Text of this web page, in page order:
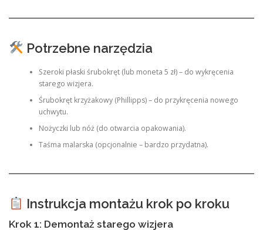
Potrzebne narzędzia
Szeroki płaski śrubokręt (lub moneta 5 zł) – do wykręcenia
starego wizjera.
Śrubokręt krzyżakowy (Phillipps) – do przykręcenia nowego
uchwytu.
Nożyczki lub nóż (do otwarcia opakowania).
Taśma malarska (opcjonalnie – bardzo przydatna).
Instrukcja montażu krok po kroku
Krok 1: Demontaż starego wizjera